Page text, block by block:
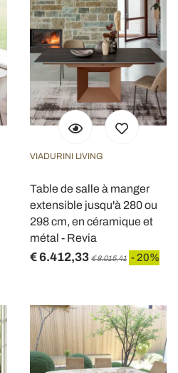
VIADURINI LIVING
Table de salle à manger
extensible jusqu'à 280 ou
298 cm, en céramique et
métal - Revia
€ 6.412,33 € 8.015,41 - 20%